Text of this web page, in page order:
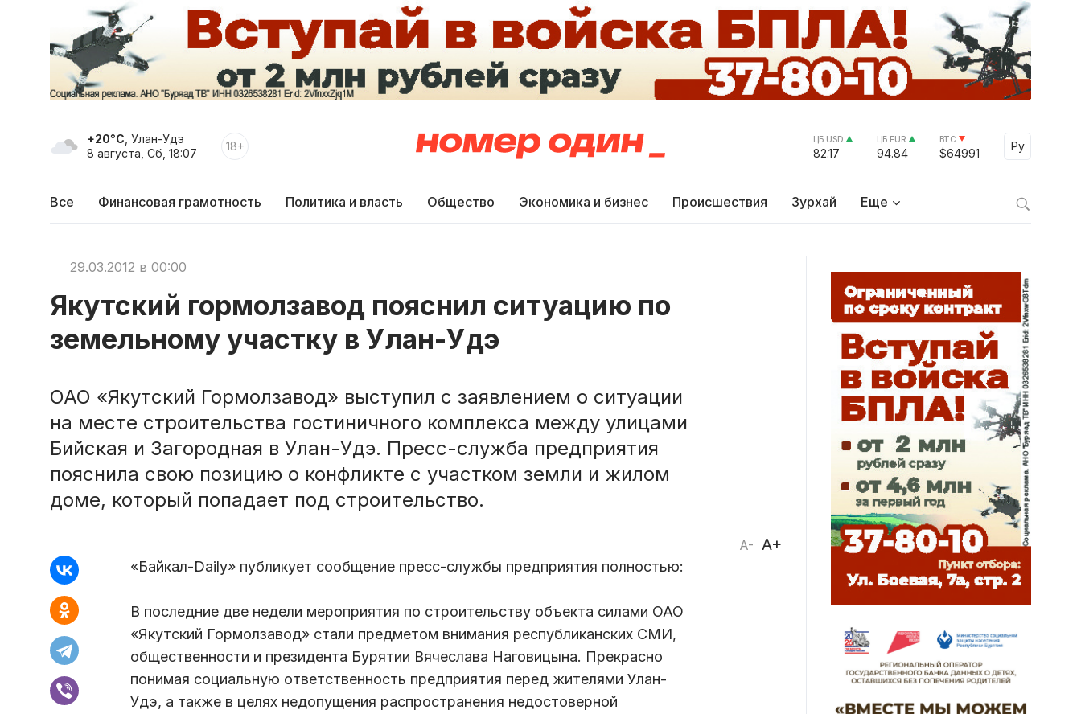
+20°C , Улан-Удэ
8 августа, Сб, 18:07
18+ ЦБ USD
82.17
ЦБ EUR
94.84
BTC
$64991
Ру
Select
Все Финансовая грамотность Политика и власть Общество Экономика и бизнес Происшествия Зурхай Еще
29.03.2012 в 00:00
Якутский гормолзавод пояснил ситуацию по
земельному участку в Улан-Удэ
ОАО «Якутский Гормолзавод» выступил c заявлением о ситуации
на месте строительства гостиничного комплекса между улицами
Бийская и Загородная в Улан-Удэ. Пресс-служба предприятия
пояснила свою позицию о конфликте с участком земли и жилом
доме, который попадает под строительство.
A- A+
«Байкал-Daily» публикует сообщение пресс-службы предприятия полностью:
В последние две недели мероприятия по строительству объекта силами ОАО
«Якутский Гормолзавод» стали предметом внимания республиканских СМИ,
общественности и президента Бурятии Вячеслава Наговицына. Прекрасно
понимая социальную ответственность предприятия перед жителями Улан-
Удэ, а также в целях недопущения распространения недостоверной